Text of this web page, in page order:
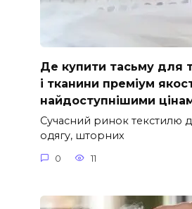
Де купити тасьму для
і тканини преміум
найдоступнішими
Сучасний ринок текстилю
одягу, шторних
0 11